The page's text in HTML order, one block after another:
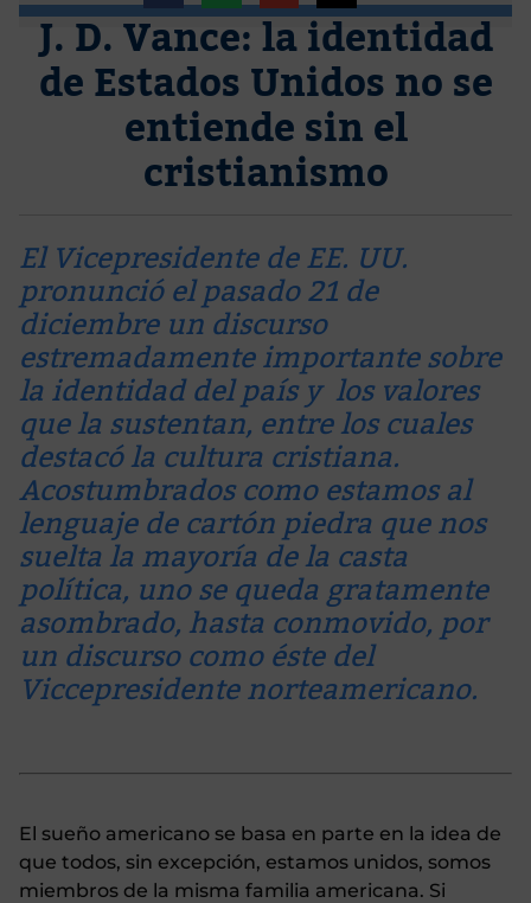
J. D. Vance: la identidad
de Estados Unidos no se
entiende sin el
cristianismo
El Vicepresidente de EE. UU.
pronunció el pasado 21 de
diciembre un discurso
estremadamente importante sobre
la identidad del país y los valores
que la sustentan, entre los cuales
destacó la cultura cristiana.
Acostumbrados como estamos al
lenguaje de cartón piedra que nos
suelta la mayoría de la casta
política, uno se queda gratamente
asombrado, hasta conmovido, por
un discurso como éste del
Viccepresidente norteamericano.
El sueño americano se basa en parte en la idea de
que todos, sin excepción, estamos unidos, somos
miembros de la misma familia americana. Si